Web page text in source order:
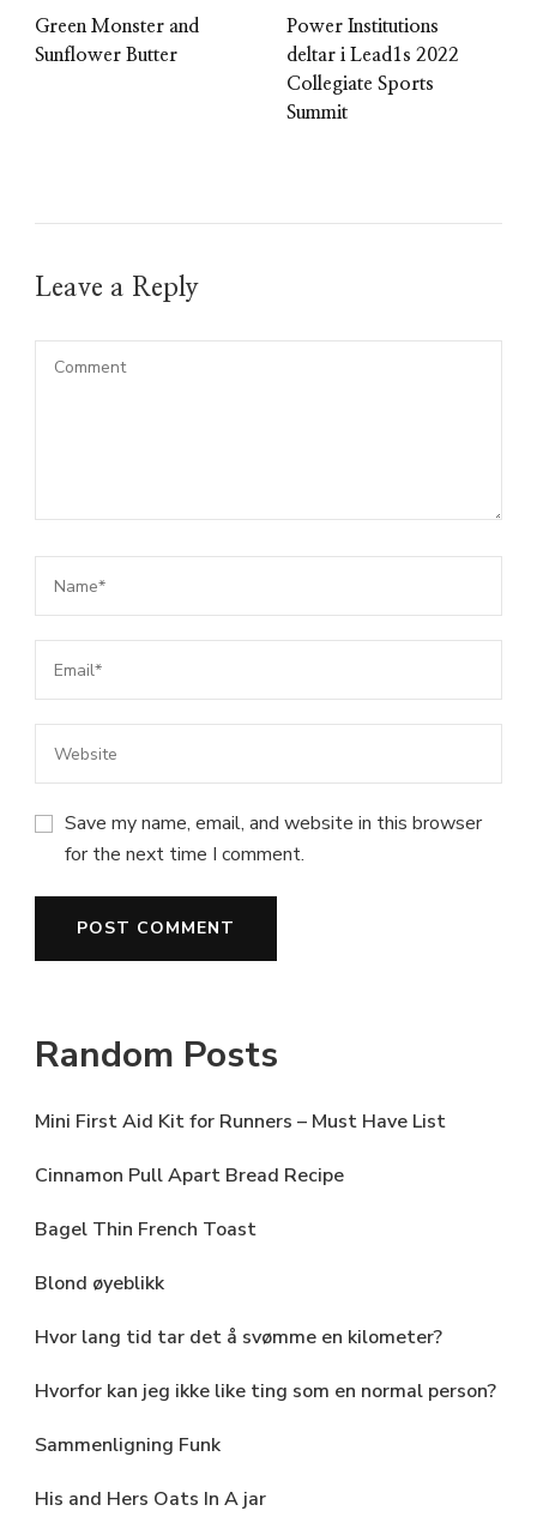
Green Monster and
Sunflower Butter
Power Institutions
deltar i Lead1s 2022
Collegiate Sports
Summit
Leave a Reply
Save my name, email, and website in this browser
for the next time I comment.
Random Posts
Mini First Aid Kit for Runners – Must Have List
Cinnamon Pull Apart Bread Recipe
Bagel Thin French Toast
Blond øyeblikk
Hvor lang tid tar det å svømme en kilometer?
Hvorfor kan jeg ikke like ting som en normal person?
Sammenligning Funk
His and Hers Oats In A jar